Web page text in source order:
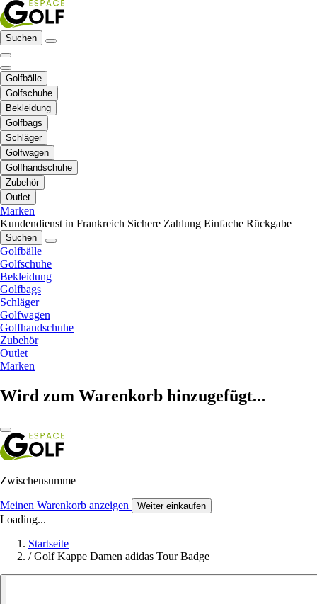
Suchen
Golfbälle
Golfschuhe
Bekleidung
Golfbags
Schläger
Golfwagen
Golfhandschuhe
Zubehör
Outlet
Marken
Kundendienst in Frankreich Sichere Zahlung Einfache Rückgabe
Suchen
Golfbälle
Golfschuhe
Bekleidung
Golfbags
Schläger
Golfwagen
Golfhandschuhe
Zubehör
Outlet
Marken
Wird zum Warenkorb hinzugefügt...
Zwischensumme
Meinen Warenkorb anzeigen Weiter einkaufen
Loading...
Startseite
/ Golf Kappe Damen adidas Tour Badge